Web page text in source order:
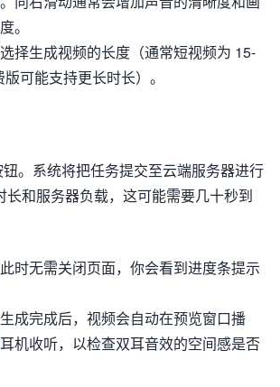
。
择生成视频的长度（通常短视频为 15-
可能支持更长时长）。
钮。系统将把任务提交至云端服务器进行
长和服务器负载，这可能需要几十秒到
时无需关闭页面，你会看到进度条提示
成完成后，视频会自动在预览窗口播
机收听，以检查双耳音效的空间感是否